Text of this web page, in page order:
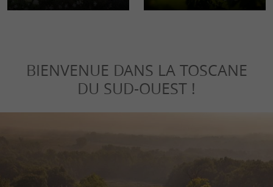
BIENVENUE DANS LA TOSCANE
DU SUD-OUEST !